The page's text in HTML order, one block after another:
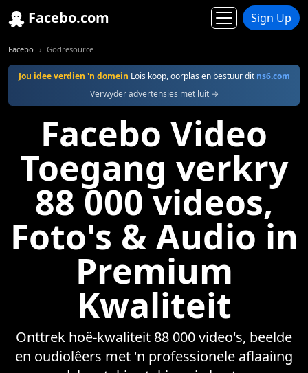
Facebo.com Sign Up
Facebo Godresource
Jou idee verdien 'n domein Lois koop, oorplas en bestuur dit ns6.com
Verwyder advertensies met luit →
Facebo Video
Toegang verkry
88 000 videos,
Foto's & Audio in
Premium
Kwaliteit
Onttrek hoë-kwaliteit 88 000 video's, beelde
en oudiolêers met 'n professionele aflaaiïng